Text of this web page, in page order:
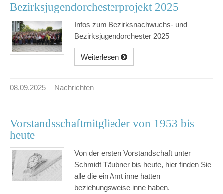
Bezirksjugendorchesterprojekt 2025
Infos zum Bezirksnachwuchs- und
Bezirksjugendorchester 2025
Weiterlesen
08.09.2025 Nachrichten
Vorstandsschaftmitglieder von 1953 bis
heute
Von der ersten Vorstandschaft unter
Schmidt Täubner bis heute, hier finden Sie
alle die ein Amt inne hatten
beziehungsweise inne haben.